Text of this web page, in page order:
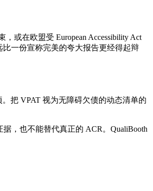
，或在欧盟受 European Accessibility Act
一份宣称完美的夸大报告更经得起辩
。把 VPAT 视为无障碍欠债的动态清单的
，也不能替代真正的 ACR。QualiBooth